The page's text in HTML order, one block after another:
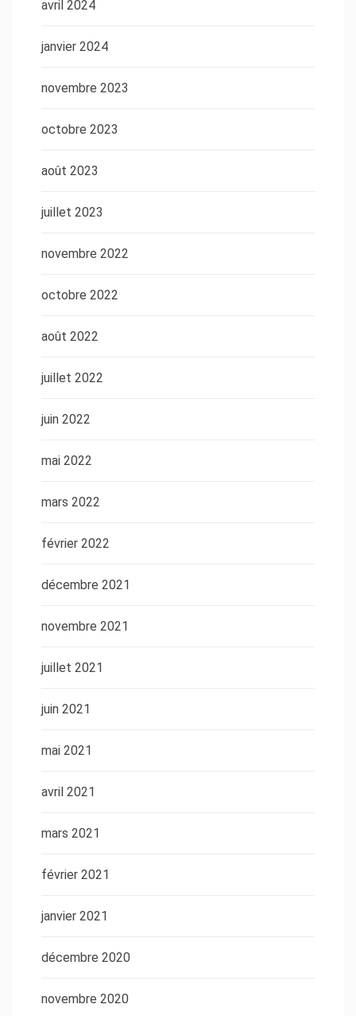
avril 2024
janvier 2024
novembre 2023
octobre 2023
août 2023
juillet 2023
novembre 2022
octobre 2022
août 2022
juillet 2022
juin 2022
mai 2022
mars 2022
février 2022
décembre 2021
novembre 2021
juillet 2021
juin 2021
mai 2021
avril 2021
mars 2021
février 2021
janvier 2021
décembre 2020
novembre 2020